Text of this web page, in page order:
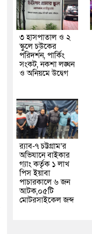
৩ হাসপাতাল ও ২
স্কুলে চউকের
পরিদর্শন, পার্কিং
সংকট, নকশা লঙ্ঘন
ও অনিয়মে উদ্বেগ
র‌্যাব-৭ চট্টগ্রাম’র
অভিযানে বাইকার
গ্যাং কর্তৃক ১ লাখ
পিস ইয়াবা
পাচারকালে ৬ জন
আটক,০৫টি
মোটরসাইকেল জব্দ